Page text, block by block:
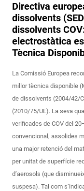
Directiva
dissolvents
dissolvents
electrostàtica
Tècnica
La Comissió Europea
millor tècnica disponible
de dissolvents (2004/42/
(2010/75/UE). La seva
verificades de COV del
convencional, assolides
una major retenció del
per unitat de superfície
d’aerosols (que
suspesa). Tal com